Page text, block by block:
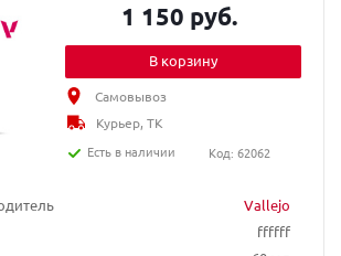
Vallejo
ffffff
1 150 руб.
В корзину
Самовывоз
Курьер, ТК
Есть в наличии
Код: 62062